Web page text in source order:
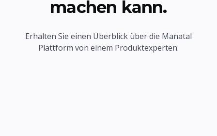
machen kann.
Erhalten Sie einen Überblick über die Manatal
Plattform von einem Produktexperten.